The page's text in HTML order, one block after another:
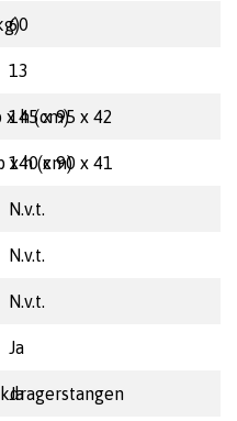
60
13
h (cm)
145 x 95 x 42
x h (cm)
140 x 90 x 41
N.v.t.
N.v.t.
N.v.t.
Ja
Ja